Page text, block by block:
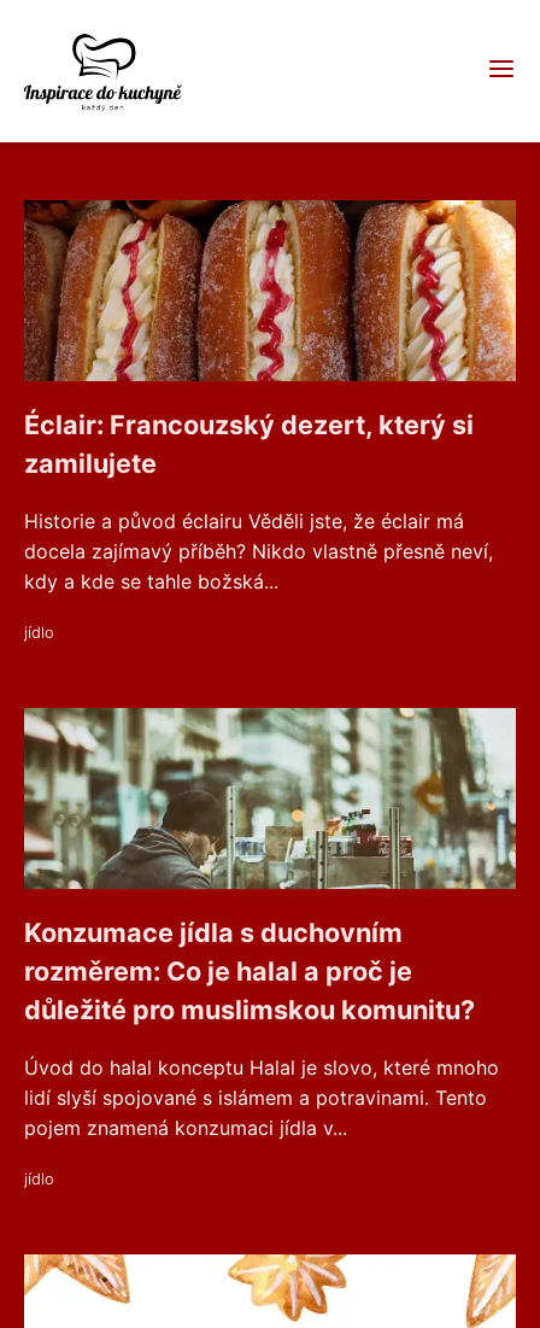
Éclair: Francouzský dezert, který si
zamilujete
Historie a původ éclairu Věděli jste, že éclair má
docela zajímavý příběh? Nikdo vlastně přesně neví,
kdy a kde se tahle božská...
jídlo
Konzumace jídla s duchovním
rozměrem: Co je halal a proč je
důležité pro muslimskou komunitu?
Úvod do halal konceptu Halal je slovo, které mnoho
lidí slyší spojované s islámem a potravinami. Tento
pojem znamená konzumaci jídla v...
jídlo